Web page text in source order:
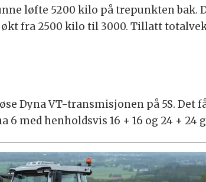
løfte 5200 kilo på trepunkten bak.
fra 2500 kilo til 3000. Tillatt
Dyna VT-transmisjonen på 5S. Det
med henholdsvis 16 + 16 og 24 + 24